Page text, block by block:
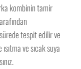
kombinin tamir
tespit edilir ve
ve sıcak suya